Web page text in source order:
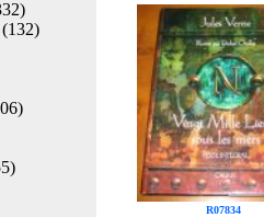
(132)
R07834